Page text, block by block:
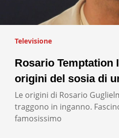
Televisione
Rosario Temptation
origini del sosia di
Le origini di Rosario
traggono in inganno.
famosissimo